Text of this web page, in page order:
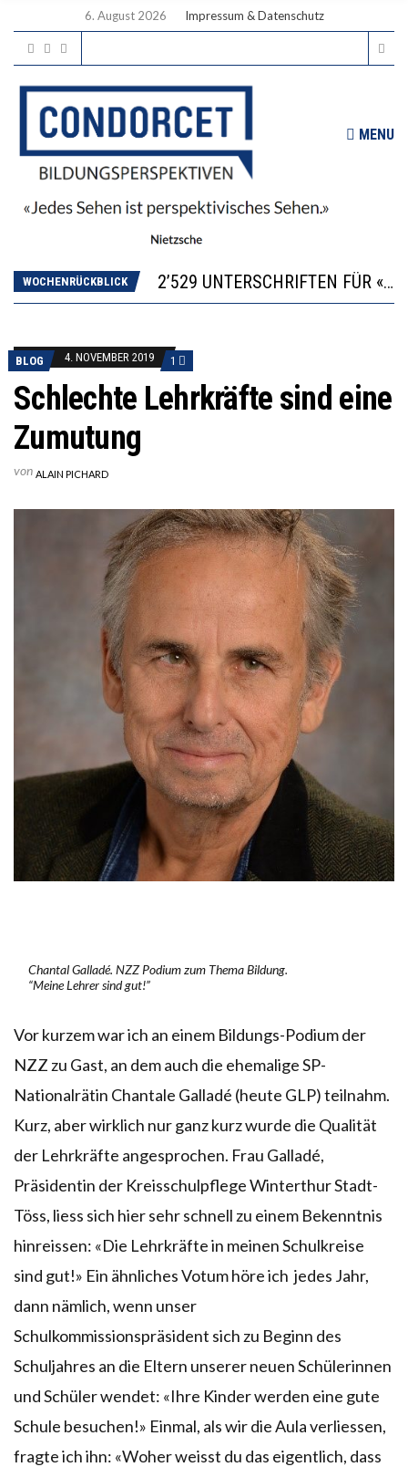
6. August 2026 Impressum & Datenschutz
MENU
WOCHENRÜCKBLICK
ICH WILL MEHR EVIDENZ UND WILL WISSEN, WAS ALL DIE INVESTITIONEN BRINGEN
DER US-ÖKONOM WALLACE OATES: FÖDERALISMUS IM BILDUNGSBEREICH
BLOG 4. NOVEMBER 2019 1
Schlechte Lehrkräfte sind eine
Zumutung
von ALAIN PICHARD
Chantal Galladé. NZZ Podium zum Thema Bildung.
“Meine Lehrer sind gut!”
Vor kurzem war ich an einem Bildungs-Podium der
NZZ zu Gast, an dem auch die ehemalige SP-
Nationalrätin Chantale Galladé (heute GLP) teilnahm.
Kurz, aber wirklich nur ganz kurz wurde die Qualität
der Lehrkräfte angesprochen. Frau Galladé,
Präsidentin der Kreisschulpflege Winterthur Stadt-
Töss, liess sich hier sehr schnell zu einem Bekenntnis
hinreissen: «Die Lehrkräfte in meinen Schulkreise
sind gut!» Ein ähnliches Votum höre ich jedes Jahr,
dann nämlich, wenn unser
Schulkommissionspräsident sich zu Beginn des
Schuljahres an die Eltern unserer neuen Schülerinnen
und Schüler wendet: «Ihre Kinder werden eine gute
Schule besuchen!» Einmal, als wir die Aula verliessen,
fragte ich ihn: «Woher weisst du das eigentlich, dass